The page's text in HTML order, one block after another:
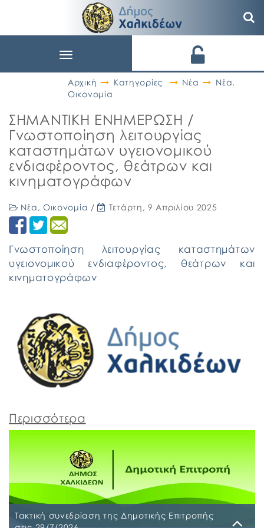
Toggle
Αρχική
Κατηγορίες Νέα Νέα,
Οικονομία
ΣΗΜΑΝΤΙΚΗ ΕΝΗΜΕΡΩΣΗ /
Γνωστοποίηση λειτουργίας
καταστημάτων υγειονομικού
ενδιαφέροντος, θεάτρων και
κινηματογράφων
Νέα , Οικονομία / Τετάρτη, 9 Απριλίου 2025
Γνωστοποίηση λειτουργίας καταστημάτων
υγειονομικού ενδιαφέροντος, θεάτρων και
κινηματογράφων
Περισσότερα
Τακτική συνεδρίαση της Δημοτικής Επιτροπής